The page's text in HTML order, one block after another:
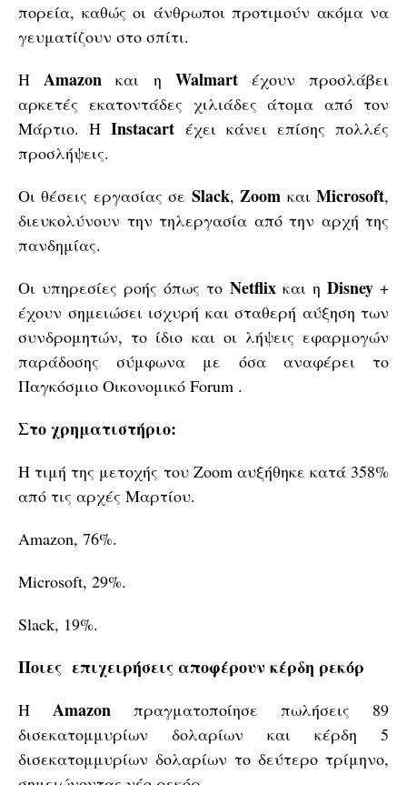
πορεία, καθώς οι άνθρωποι προτιμούν ακόμα να
γευματίζουν στο σπίτι.
ΗAmazon και η Walmartέχουν προσλάβει
αρκετές εκατοντάδες χιλιάδες άτομα από τον
Μάρτιο. ΗInstacart έχει κάνει επίσης πολλές
προσλήψεις.
Οι θέσεις εργασίας σε Slack,Zoom καιMicrosoft,
διευκολύνουν την τηλεργασία από την αρχή της
πανδημίας.
Οι υπηρεσίες ροής όπως το Netflixκαι η Disney+
έχουν σημειώσει ισχυρή και σταθερή αύξηση των
συνδρομητών, το ίδιο και οι λήψεις εφαρμογών
παράδοσης σύμφωνα με όσα αναφέρει το
Παγκόσμιο Οικονομικό Forum .
Στο χρηματιστήριο:
Η τιμή της μετοχής του Zoom αυξήθηκε κατά 358%
από τις αρχές Μαρτίου.
Amazon, 76%.
Microsoft, 29%.
Slack, 19%.
Ποιες επιχειρήσεις αποφέρουν κέρδη ρεκόρ
Η Amazon πραγματοποίησε πωλήσεις 89
δισεκατομμυρίων δολαρίων και κέρδη 5
δισεκατομμυρίων δολαρίων το δεύτερο τρίμηνο,